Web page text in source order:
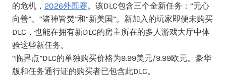
的危机， 2026外围赛。该DLC包含三个全新任务：“无心
向善”、“诸神皆焚”和“新美国”。新加入的玩家即便未购买
DLC，也能在拥有新DLC的房主所在的多人游戏大厅中体
验这些新任务。
“临界点”DLC的单独购买价格为9.99美元/9.99欧元。豪华
版和任务通行证的购买者已包含此DLC。